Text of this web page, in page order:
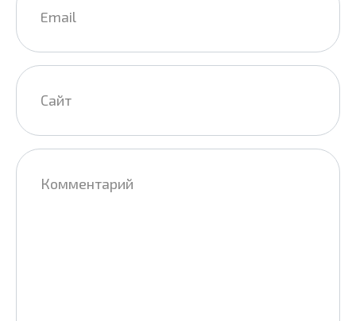
Сайт
Комментарий